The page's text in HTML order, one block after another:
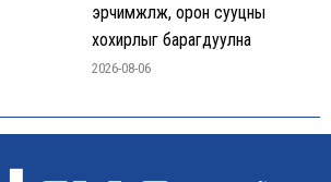
эрчимжүүлж, орон сууцны
хохирлыг барагдуулна
2026-08-06